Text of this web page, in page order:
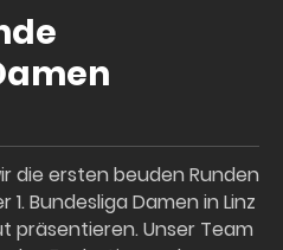
die ersten beuden Runden
Bundesliga Damen in Linz
präsentieren. Unser Team